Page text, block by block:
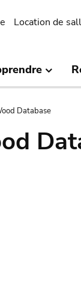
Location de
Database